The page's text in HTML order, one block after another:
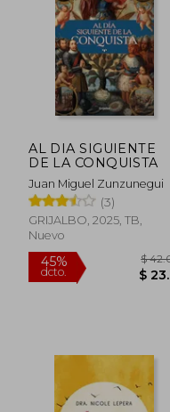
AL DIA SIGUIENTE
DE LA CONQUISTA
Juan Miguel Zunzunegui
(3)
GRIJALBO, 2025, TB,
Nuevo